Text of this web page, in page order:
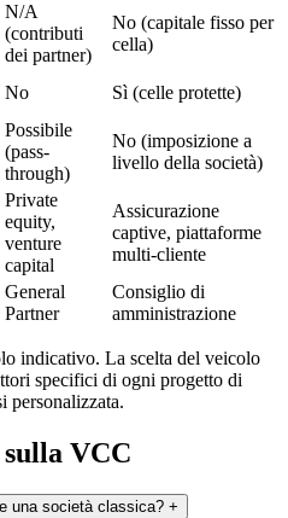
N/A
(contributi
dei partner)
No (capitale fisso per
cella)
No Sì (celle protette)
Possibile
(pass-
through)
No (imposizione a
livello della società)
Private
equity,
venture
capital
Assicurazione
captive, piattaforme
multi-cliente
General
Partner
Consiglio di
amministrazione
indicativo. La scelta del veicolo
specifici di ogni progetto di
personalizzata.
VCC
una società classica? +